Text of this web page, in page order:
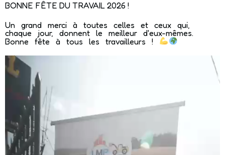
BONNE FÊTE DU TRAVAIL 2026 !
Un grand merci à toutes celles et ceux qui,
chaque jour, donnent le meilleur d'eux-mêmes.
Bonne fête à tous les travailleurs !